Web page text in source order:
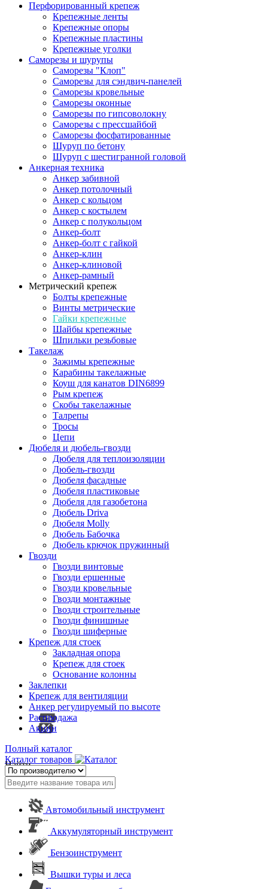
Перфорированный крепеж
Крепежные ленты
Крепежные опоры
Крепежные пластины
Крепежные уголки
Саморезы и шурупы
Саморезы "Клоп"
Саморезы для сэндвич-панелей
Саморезы кровельные
Саморезы оконные
Саморезы по гипсоволокну
Саморезы с прессшайбой
Саморезы фосфатированные
Шуруп по бетону
Шуруп с шестигранной головой
Анкерная техника
Анкер забивной
Анкер потолочный
Анкер с кольцом
Анкер с костылем
Анкер с полукольцом
Анкер-болт
Анкер-болт с гайкой
Анкер-клин
Анкер-клиновой
Анкер-рамный
Метрический крепеж
Болты крепежные
Винты метрические
Гайки крепежные
Шайбы крепежные
Шпильки резьбовые
Такелаж
Зажимы крепежные
Карабины такелажные
Коуш для канатов DIN6899
Рым крепеж
Скобы такелажные
Талрепы
Тросы
Цепи
Дюбеля и дюбель-гвозди
Дюбеля для теплоизоляции
Дюбель-гвозди
Дюбеля фасадные
Дюбеля пластиковые
Дюбеля для газобетона
Дюбель Driva
Дюбеля Molly
Дюбель Бабочка
Дюбель крючок пружинный
Гвозди
Гвозди винтовые
Гвозди ершенные
Гвозди кровельные
Гвозди монтажные
Гвозди строительные
Гвозди финишные
Гвозди шиферные
Крепеж для стоек
Закладная опора
Крепеж для стоек
Основание колонны
Заклепки
Крепеж для вентиляции
Анкер регулируемый по высоте
Распродажа
Акции
Полный каталог
Каталог товаров
Найти
Автомобильный инструмент
Аккумуляторный инструмент
Бензоинструмент
Вышки туры и леса